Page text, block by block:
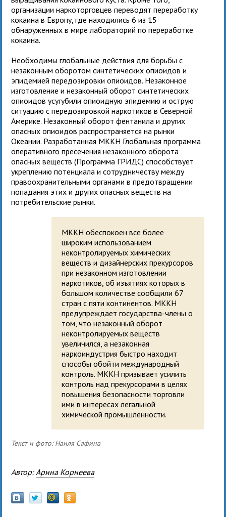
организации наркоторговцев переводят переработку
кокаина в Европу, где находились 6 из 15
обнаруженных в мире лабораторий по переработке
кокаина.
Необходимы глобальные действия для борьбы с
незаконным оборотом синтетических опиоидов и
эпидемией передозировки опиоидов. Незаконное
изготовление и незаконный оборот синтетических
опиоидов усугубили опиоидную эпидемию и острую
ситуацию с передозировкой наркотиков в Северной
Америке. Незаконный оборот фентанила и других
опасных опиоидов распространяется на рынки
Океании. Разработанная МККН Глобальная программа
оперативного пресечения незаконного оборота
опасных веществ (Программа ГРИДС) способствует
укреплению потенциала и сотрудничеству между
правоохранительными органами в предотвращении
попадания этих и других опасных веществ на
потребительские рынки.
МККН обеспокоен все более
широким использованием
неконтролируемых химических
веществ и дизайнерских прекурсоров
при незаконном изготовлении
наркотиков, об изъятиях которых в
большом количестве сообщили 67
стран с пяти континентов. МККН
предупреждает государства-члены о
том, что незаконный оборот
неконтролируемых веществ
увеличился, а незаконная
наркоиндустрия быстро находит
способы обойти международный
контроль. МККН призывает усилить
контроль над прекурсорами в целях
повышения безопасности торговли
ими в интересах легальной
химической промышленности.
Текст и фото: Наиля Сафина
Автор: Арина Корнеева